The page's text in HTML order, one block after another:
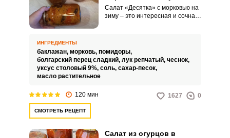
Салат «Десятка» с морковью на
зиму – это интересная и сочная
ИНГРЕДИЕНТЫ
баклажан, морковь, помидоры,
болгарский перец сладкий, лук репчатый, чеснок,
уксус столовый 9%, соль, сахар-песок,
масло растительное
120 мин 1627 0
СМОТРЕТЬ РЕЦЕПТ
Салат из огурцов в